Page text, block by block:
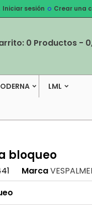
Iniciar sesión o Crear una
0 Productos -
LML
bloqueo
Marca